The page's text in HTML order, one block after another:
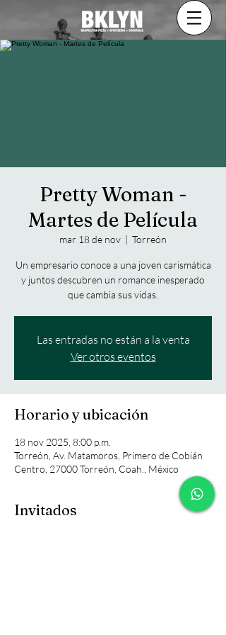
Pretty Woman -
Martes de Película
mar 18 de nov
  |
Torreón
Un empresario conoce a una joven carismática
y juntos descubren un romance inesperado
que cambia sus vidas.
Las entradas no están a la venta
Ver otros eventos
Horario y ubicación
18 nov 2025, 8:00 p.m.
Torreón, Av. Matamoros, Primero de Cobián
Centro, 27000 Torreón, Coah., México
Invitados